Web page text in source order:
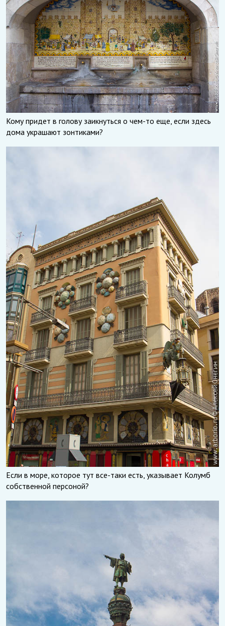
Кому придет в голову заикнуться о чем-то еще, если здесь
дома украшают зонтиками?
Если в море, которое тут все-таки есть, указывает Колумб
собственной персоной?